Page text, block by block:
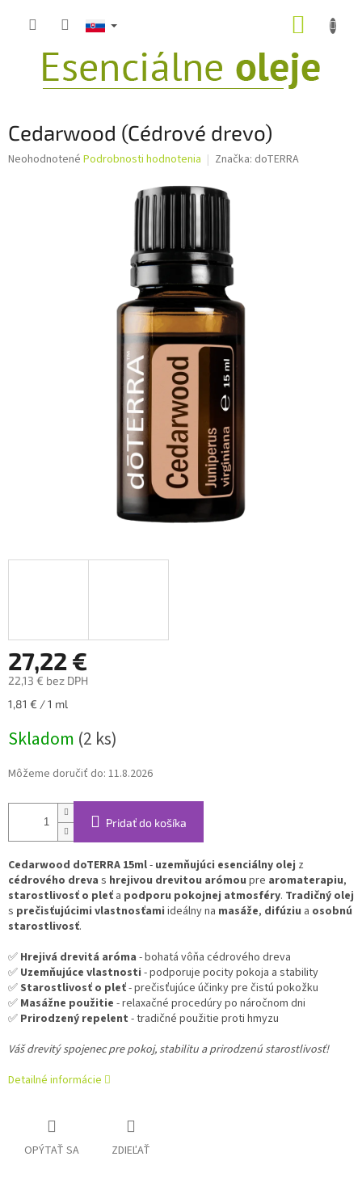
Cedarwood (Cédrové drevo)
Priemerné
Neohodnotené Podrobnosti hodnotenia Značka: doTERRA
27,22 €
22,13 € bez DPH
Jednotková
1,81 € / 1 ml
Skladom (2 ks)
Môžeme doručiť do: 11.8.2026
Pridať do košíka
Cedarwood doTERRA 15ml- uzemňujúci esenciálny olej z
cédrového dreva s hrejivou drevitou arómou pre aromaterapiu,
starostlivosť o pleť a podporu pokojnej atmosféry. Tradičný olej
s prečisťujúcimi vlastnosťami ideálny na masáže, difúziu a osobnú
starostlivosť.
✅ Hrejivá drevitá aróma - bohatá vôňa cédrového dreva
✅ Uzemňujúce vlastnosti - podporuje pocity pokoja a stability
✅Starostlivosť o pleť- prečisťujúce účinky pre čistú pokožku
✅ Masážne použitie - relaxačné procedúry po náročnom dni
✅ Prirodzený repelent - tradičné použitie proti hmyzu
Váš drevitý spojenec pre pokoj, stabilitu a prirodzenú starostlivosť!
Detailné informácie
OPÝTAŤ SA ZDIEĽAŤ